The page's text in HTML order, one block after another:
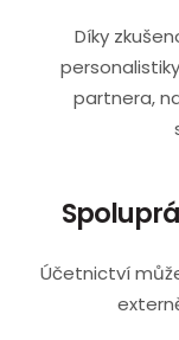
Díky
partnera,
Účetnictví